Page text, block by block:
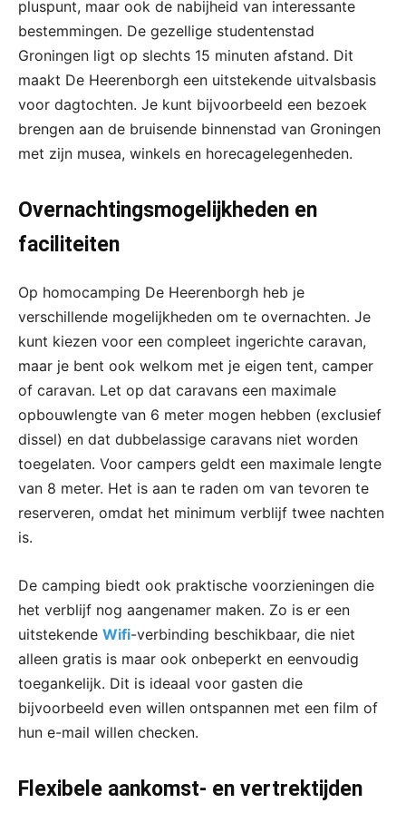
pluspunt, maar ook de nabijheid van interessante
bestemmingen. De gezellige studentenstad
Groningen ligt op slechts 15 minuten afstand. Dit
maakt De Heerenborgh een uitstekende uitvalsbasis
voor dagtochten. Je kunt bijvoorbeeld een bezoek
brengen aan de bruisende binnenstad van Groningen
met zijn musea, winkels en horecagelegenheden.
Overnachtingsmogelijkheden en
faciliteiten
Op homocamping De Heerenborgh heb je
verschillende mogelijkheden om te overnachten. Je
kunt kiezen voor een compleet ingerichte caravan,
maar je bent ook welkom met je eigen tent, camper
of caravan. Let op dat caravans een maximale
opbouwlengte van 6 meter mogen hebben (exclusief
dissel) en dat dubbelassige caravans niet worden
toegelaten. Voor campers geldt een maximale lengte
van 8 meter. Het is aan te raden om van tevoren te
reserveren, omdat het minimum verblijf twee nachten
is.
De camping biedt ook praktische voorzieningen die
het verblijf nog aangenamer maken. Zo is er een
uitstekende Wifi-verbinding beschikbaar, die niet
alleen gratis is maar ook onbeperkt en eenvoudig
toegankelijk. Dit is ideaal voor gasten die
bijvoorbeeld even willen ontspannen met een film of
hun e-mail willen checken.
Flexibele aankomst- en vertrektijden